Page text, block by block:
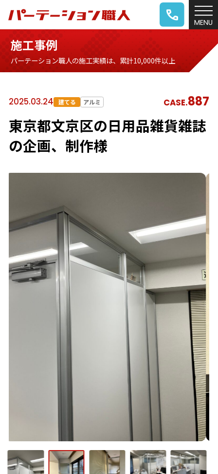
施工事例
パーテーション職人の施工実績は、累計10,000件以上
2025.03.24 建てる アルミ CASE.887
東京都文京区の日用品雑貨雑誌
の企画、制作様